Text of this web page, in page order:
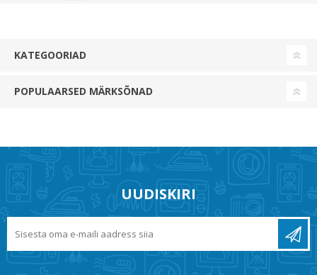
KATEGOORIAD
POPULAARSED MÄRKSÕNAD
UUDISKIRI